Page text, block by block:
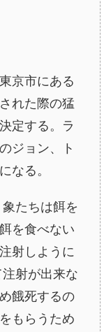
京市にある
れた際の猛
定する。ラ
ジョン、ト
なる。
たちは餌を
を食べない
射しように
射が出来な
餓死するの
もらうため